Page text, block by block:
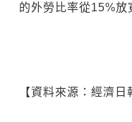
的外勞比率從15%放
【資料來源：經濟日